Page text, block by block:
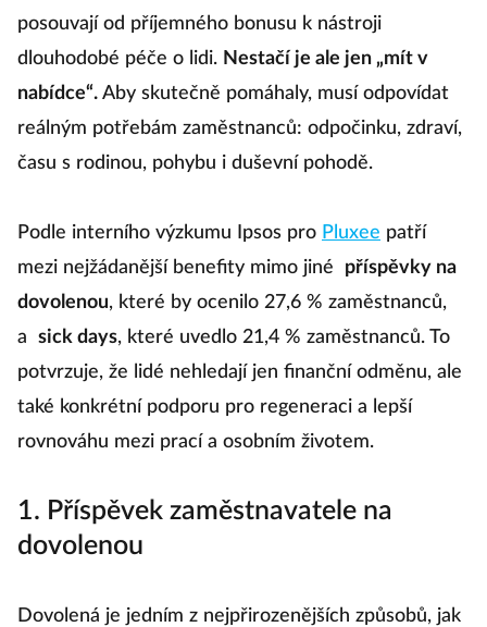
posouvají od příjemného bonusu k nástroji
dlouhodobé péče o lidi. Nestačí je ale jen „mít v
nabídce“. Aby skutečně pomáhaly, musí odpovídat
reálným potřebám zaměstnanců: odpočinku, zdraví,
času s rodinou, pohybu i duševní pohodě.
Podle interního výzkumu Ipsos pro Pluxee patří
mezi nejžádanější benefity mimo jiné
příspěvky na
dovolenou, které by ocenilo 27,6 % zaměstnanců,
a
sick days, které uvedlo 21,4 % zaměstnanců. To
potvrzuje, že lidé nehledají jen finanční odměnu, ale
také konkrétní podporu pro regeneraci a lepší
rovnováhu mezi prací a osobním životem.
1. Příspěvek zaměstnavatele na
dovolenou
Dovolená je jedním z nejpřirozenějších způsobů, jak